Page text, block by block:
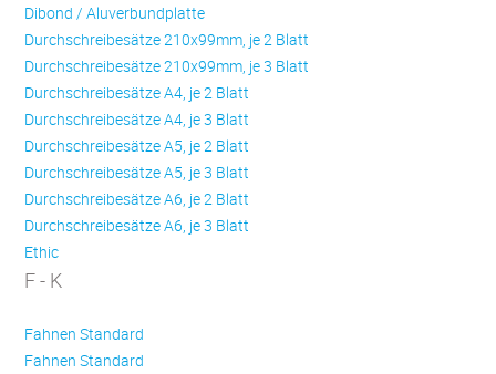
Dibond / Aluverbundplatte
Durchschreibesätze 210x99mm, je 2 Blatt
Durchschreibesätze 210x99mm, je 3 Blatt
Durchschreibesätze A4, je 2 Blatt
Durchschreibesätze A4, je 3 Blatt
Durchschreibesätze A5, je 2 Blatt
Durchschreibesätze A5, je 3 Blatt
Durchschreibesätze A6, je 2 Blatt
Durchschreibesätze A6, je 3 Blatt
Ethic
F - K
Fahnen Standard
Fahnen Standard